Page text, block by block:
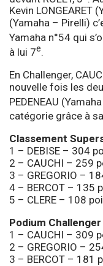
Kevin LONGEARET
(Yamaha – Pirelli)
Yamaha n°54 qui
à lui 7e.
En Challenger,
nouvelle fois les
PEDENEAU
catégorie grâce à
Classement
1 – DEBISE – 304
2 – CAUCHI – 259
3 – GREGORIO –
4 – BERCOT – 135
5 – CLERE – 108
Podium Challenger
1 – CAUCHI – 309
2 – GREGORIO –
3 – BERCOT – 181